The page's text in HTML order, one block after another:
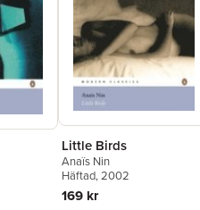
Little Birds
Anaïs Nin
Häftad, 2002
169 kr